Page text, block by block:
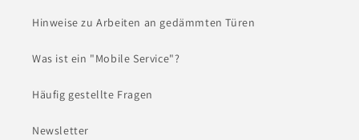
Hinweise zu Arbeiten an gedämmten Türen
Was ist ein "Mobile Service"?
Häufig gestellte Fragen
Newsletter